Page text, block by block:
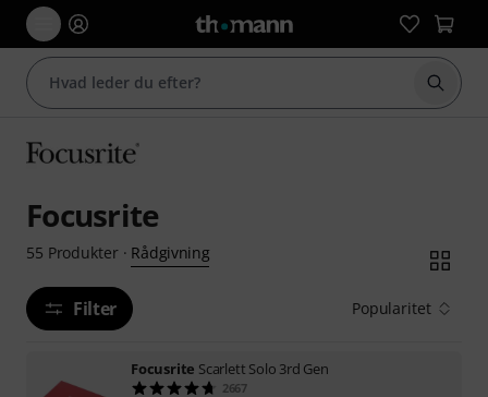
Start
Focusrite
55 Produkter· Rådgivning
Filter Popularitet
Focusrite Scarlett Solo 3rd Gen
2667